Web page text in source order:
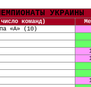
УКРАИНЫ
команд)
«А» (10 )